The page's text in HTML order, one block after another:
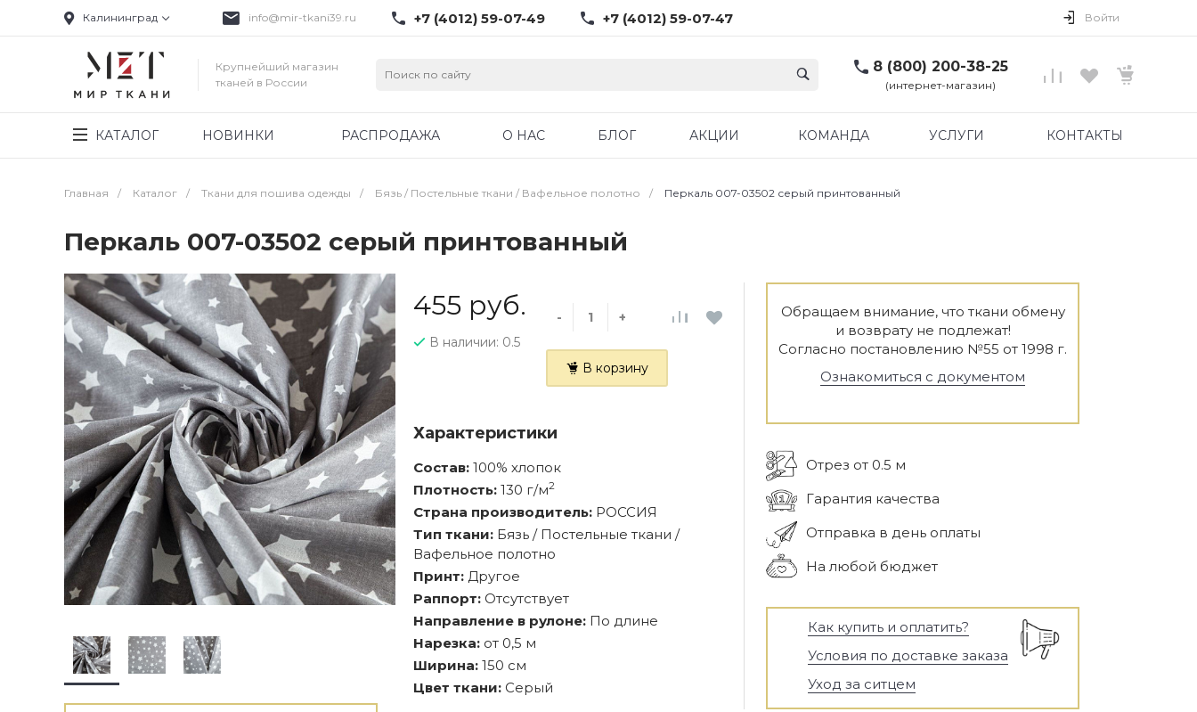
Калининград info@mir-tkani39.ru +7 (4012) 59-07-49 +7 (4012) 59-07-47 Войти
Крупнейший магазин
тканей в России
8 (800) 200-38-25
(интернет-магазин)
КАТАЛОГ НОВИНКИ РАСПРОДАЖА О НАС БЛОГ АКЦИИ КОМАНДА УСЛУГИ КОНТАКТЫ
Главная / Каталог / Ткани для пошива одежды / Бязь / Постельные ткани / Вафельное полотно / Перкаль 007-03502 серый принтованный
Перкаль 007-03502 серый принтованный
455 руб.
В наличии: 0.5
- +
В корзину
Характеристики
Состав: 100% хлопок
Плотность: 130 г/м2
Страна производитель: РОССИЯ
Тип ткани: Бязь / Постельные ткани /
Вафельное полотно
Принт: Другое
Раппорт: Отсутствует
Направление в рулоне: По длине
Нарезка: от 0,5 м
Ширина: 150 см
Цвет ткани: Серый
Обращаем внимание, что ткани обмену
и возврату не подлежат!
Согласно постановлению №55 от 1998 г.
Ознакомиться с документом
Отрез от 0.5 м
Гарантия качества
Отправка в день оплаты
На любой бюджет
Как купить и оплатить?
Условия по доставке заказа
Уход за ситцем